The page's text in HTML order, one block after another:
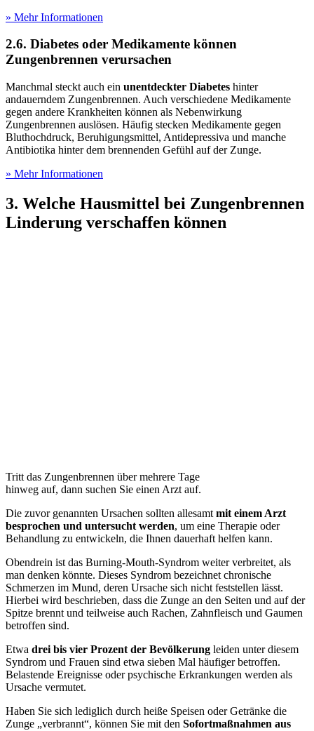
» Mehr Informationen
2.6. Diabetes oder Medikamente können
Zungenbrennen verursachen
Manchmal steckt auch ein unentdeckter Diabetes hinter
andauerndem Zungenbrennen. Auch verschiedene Medikamente
gegen andere Krankheiten können als Nebenwirkung
Zungenbrennen auslösen. Häufig stecken Medikamente gegen
Bluthochdruck, Beruhigungsmittel, Antidepressiva und manche
Antibiotika hinter dem brennenden Gefühl auf der Zunge.
» Mehr Informationen
3. Welche Hausmittel bei Zungenbrennen
Linderung verschaffen können
Tritt das Zungenbrennen über mehrere Tage
hinweg auf, dann suchen Sie einen Arzt auf.
Die zuvor genannten Ursachen sollten allesamt mit einem Arzt
besprochen und untersucht werden, um eine Therapie oder
Behandlung zu entwickeln, die Ihnen dauerhaft helfen kann.
Obendrein ist das Burning-Mouth-Syndrom weiter verbreitet, als
man denken könnte. Dieses Syndrom bezeichnet chronische
Schmerzen im Mund, deren Ursache sich nicht feststellen lässt.
Hierbei wird beschrieben, dass die Zunge an den Seiten und auf der
Spitze brennt und teilweise auch Rachen, Zahnfleisch und Gaumen
betroffen sind.
Etwa drei bis vier Prozent der Bevölkerung leiden unter diesem
Syndrom und Frauen sind etwa sieben Mal häufiger betroffen.
Belastende Ereignisse oder psychische Erkrankungen werden als
Ursache vermutet.
Haben Sie sich lediglich durch heiße Speisen oder Getränke die
Zunge „verbrannt“, können Sie mit den Sofortmaßnahmen aus